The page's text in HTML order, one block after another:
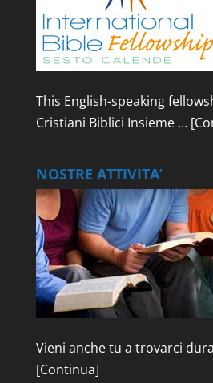
This English-speaking
Cristiani Biblici Insieme …
NOSTRE ATTIVITA’
Vieni anche tu a trovarci
[Continua]